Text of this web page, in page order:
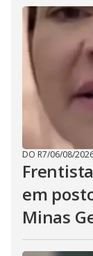
DO R7/06/08/
em
Minas